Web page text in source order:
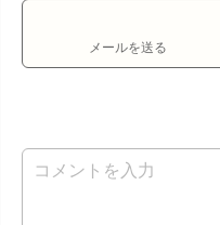
メールを送る